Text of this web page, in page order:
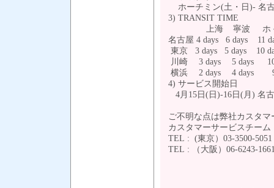
ホーチミン(土・日)- 名
3) TRANSIT TIME
上海 寧波 ホ－チ
名古屋 4 days 6 days
東京 3 days 5 days
川崎 3 days 5 days
横浜 2 days 4 days
4) サービス開始日
4月15日(日)-16日(月) 名
ご不明な点は弊社カスタ
カスタマーサービスチーム
TEL : (東京）03-3500-5051
TEL : （大阪）06-6243-